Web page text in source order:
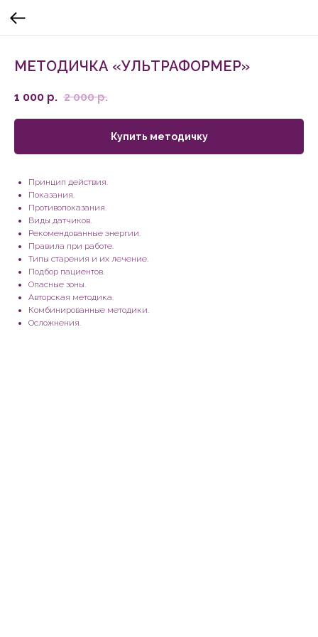
МЕТОДИЧКА «УЛЬТРАФОРМЕР»
1 000 р. 2 000 р.
Купить методичку
Принцип действия.
Показания.
Противопоказания.
Виды датчиков.
Рекомендованные энергии.
Правила при работе.
Типы старения и их лечение.
Подбор пациентов.
Опасные зоны.
Авторская методика.
Комбинированные методики.
Осложнения.